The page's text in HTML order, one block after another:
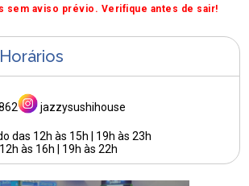
sem aviso prévio. Verifique antes de sair!
jazzysushihouse
das 12h às 15h | 19h às 23h
às 16h | 19h às 22h